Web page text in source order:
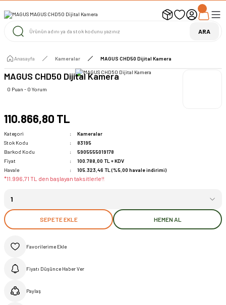
UYARI ! KARGOLAR 13 TEMMUZ 2026 YAPILACAK
1000 TL ve Üzeri Ücretsiz Kargo 1000 TL ve Üzeri Ücretsiz Kargo ARA
Anasayfa Kameralar MAGUS CHD50 Dijital Kamera
MAGUS CHD50 Dijital Kamera
0 Puan - 0 Yorum
110.866,80 TL
Kategori
Kameralar
Stok Kodu
83195
Barkod Kodu
5905555019178
Fiyat
100.788,00 TL + KDV
Havale
105.323,46 TL (%5,00 havale indirimi)
*11.996,71 TL den başlayan taksitlerle!!
SEPETE EKLE HEMEN AL
Fiyatı Düşünce Haber Ver
Paylaş